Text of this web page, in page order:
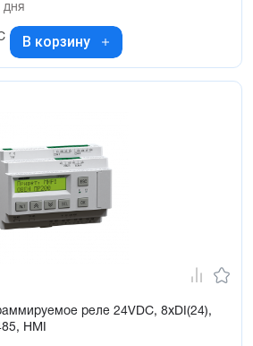
дня
В корзину
реле 24VDC, 8xDI(24),
HMI